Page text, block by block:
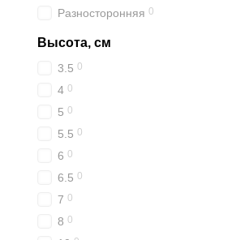
Разносторонняя 0
Высота, см
3.5 0
4 0
5 0
5.5 0
6 0
6.5 0
7 0
8 0